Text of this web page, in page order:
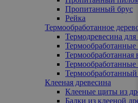
Пропитанный брус
Pейка
Термообработанное дерево
Термодревесина
Термообработанные
Термообработанная
Термообработанные
Термообработанный
Клееная древесина
Клееные щиты из
Балки из клееной